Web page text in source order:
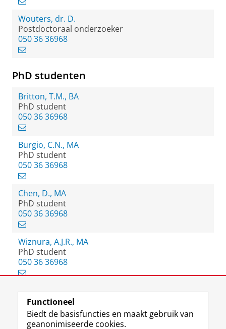
Wouters, dr. D.
Postdoctoraal onderzoeker
050 36 36968
PhD studenten
Britton, T.M., BA
PhD student
050 36 36968
Burgio, C.N., MA
PhD student
050 36 36968
Chen, D., MA
PhD student
050 36 36968
Wiznura, A.J.R., MA
PhD student
050 36 36968
View this page in:English
Functioneel
Biedt de basisfuncties en maakt gebruik van
geanonimiseerde cookies.